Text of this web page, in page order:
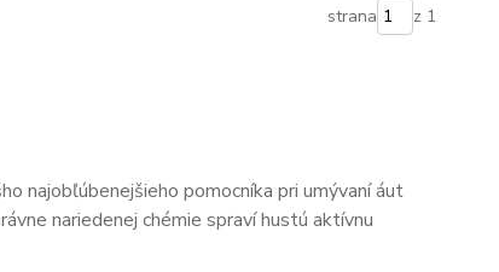
strana z 1
najobľúbenejšieho pomocníka pri umývaní áut
nariedenej chémie spraví hustú aktívnu